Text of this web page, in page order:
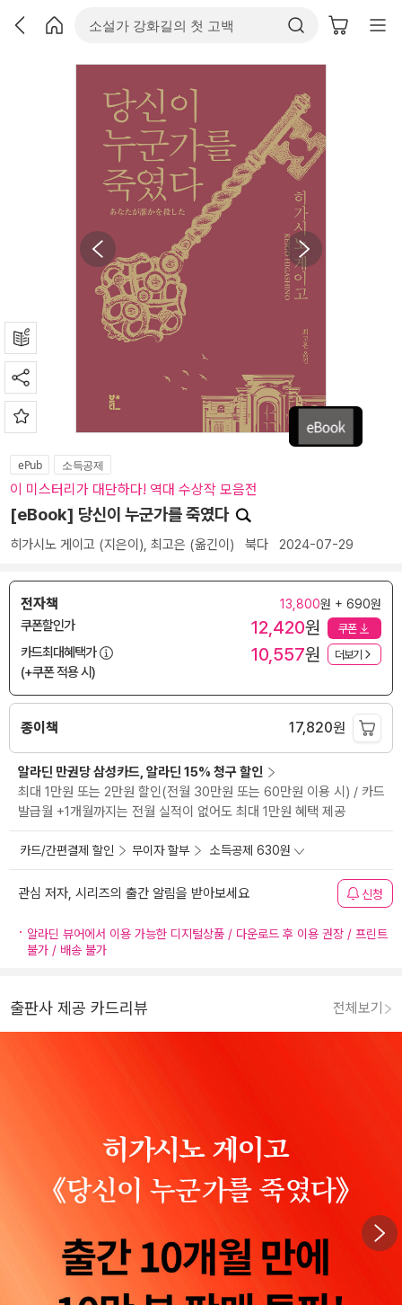
ePub 소득공제
이 미스터리가 대단하다! 역대 수상작 모음전
[eBook] 당신이 누군가를 죽였다
히가시노 게이고 (지은이), 최고은 (옮긴이) 북다 2024-07-29
전자책 13,800원 + 690원
쿠폰할인가 12,420원 쿠폰
카드최대혜택가
(+쿠폰 적용 시)
10,557원 더보기
종이책 17,820원
알라딘 만권당 삼성카드, 알라딘 15% 청구 할인
최대 1만원 또는 2만원 할인(전월 30만원 또는 60만원 이용 시) / 카드
발급월 +1개월까지는 전월 실적이 없어도 최대 1만원 혜택 제공
카드/간편결제 할인 무이자 할부 소득공제 630원
관심 저자, 시리즈의 출간 알림을 받아보세요 신청
알라딘 뷰어에서 이용 가능한 디지털상품 / 다운로드 후 이용 권장 / 프린트
불가 / 배송 불가
출판사 제공 카드리뷰 전체보기